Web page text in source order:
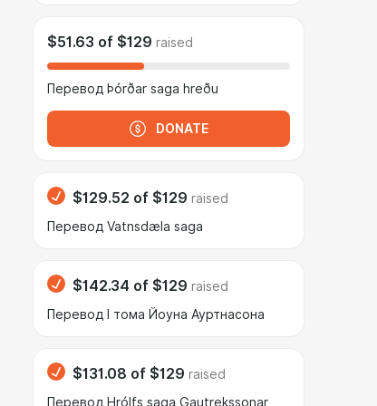
$51.63 of $129 raised
Перевод Þórðar saga hreðu
DONATE
$129.52 of $129 raised
Перевод Vatnsdæla saga
$142.34 of $129 raised
Перевод I тома Йоуна Ауртнасона
$131.08 of $129 raised
Перевод Hrólfs saga Gautrekssonar